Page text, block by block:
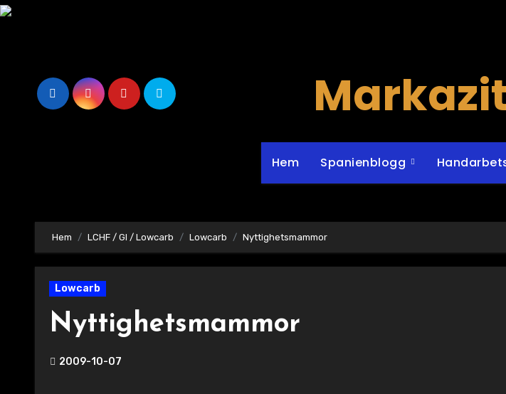
Hoppa
Hem Spanienblogg
Hem LCHF / GI / Lowcarb Lowcarb Nyttighetsmammor
Lowcarb
Nyttighetsmammor
2009-10-07